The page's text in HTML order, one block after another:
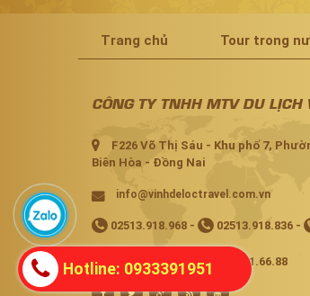
Trang chủ Tour trong
CÔNG TY TNHH MTV DU LỊCH
F226 Võ Thị Sáu - Khu phố 7,
Biên Hòa - Đồng Nai
info@vinhdeloctravel.com.vn
02513.918.968 - 02513.918.836 -
02513.918.473 - 02513.91.66.88
Hotline: 0933391951